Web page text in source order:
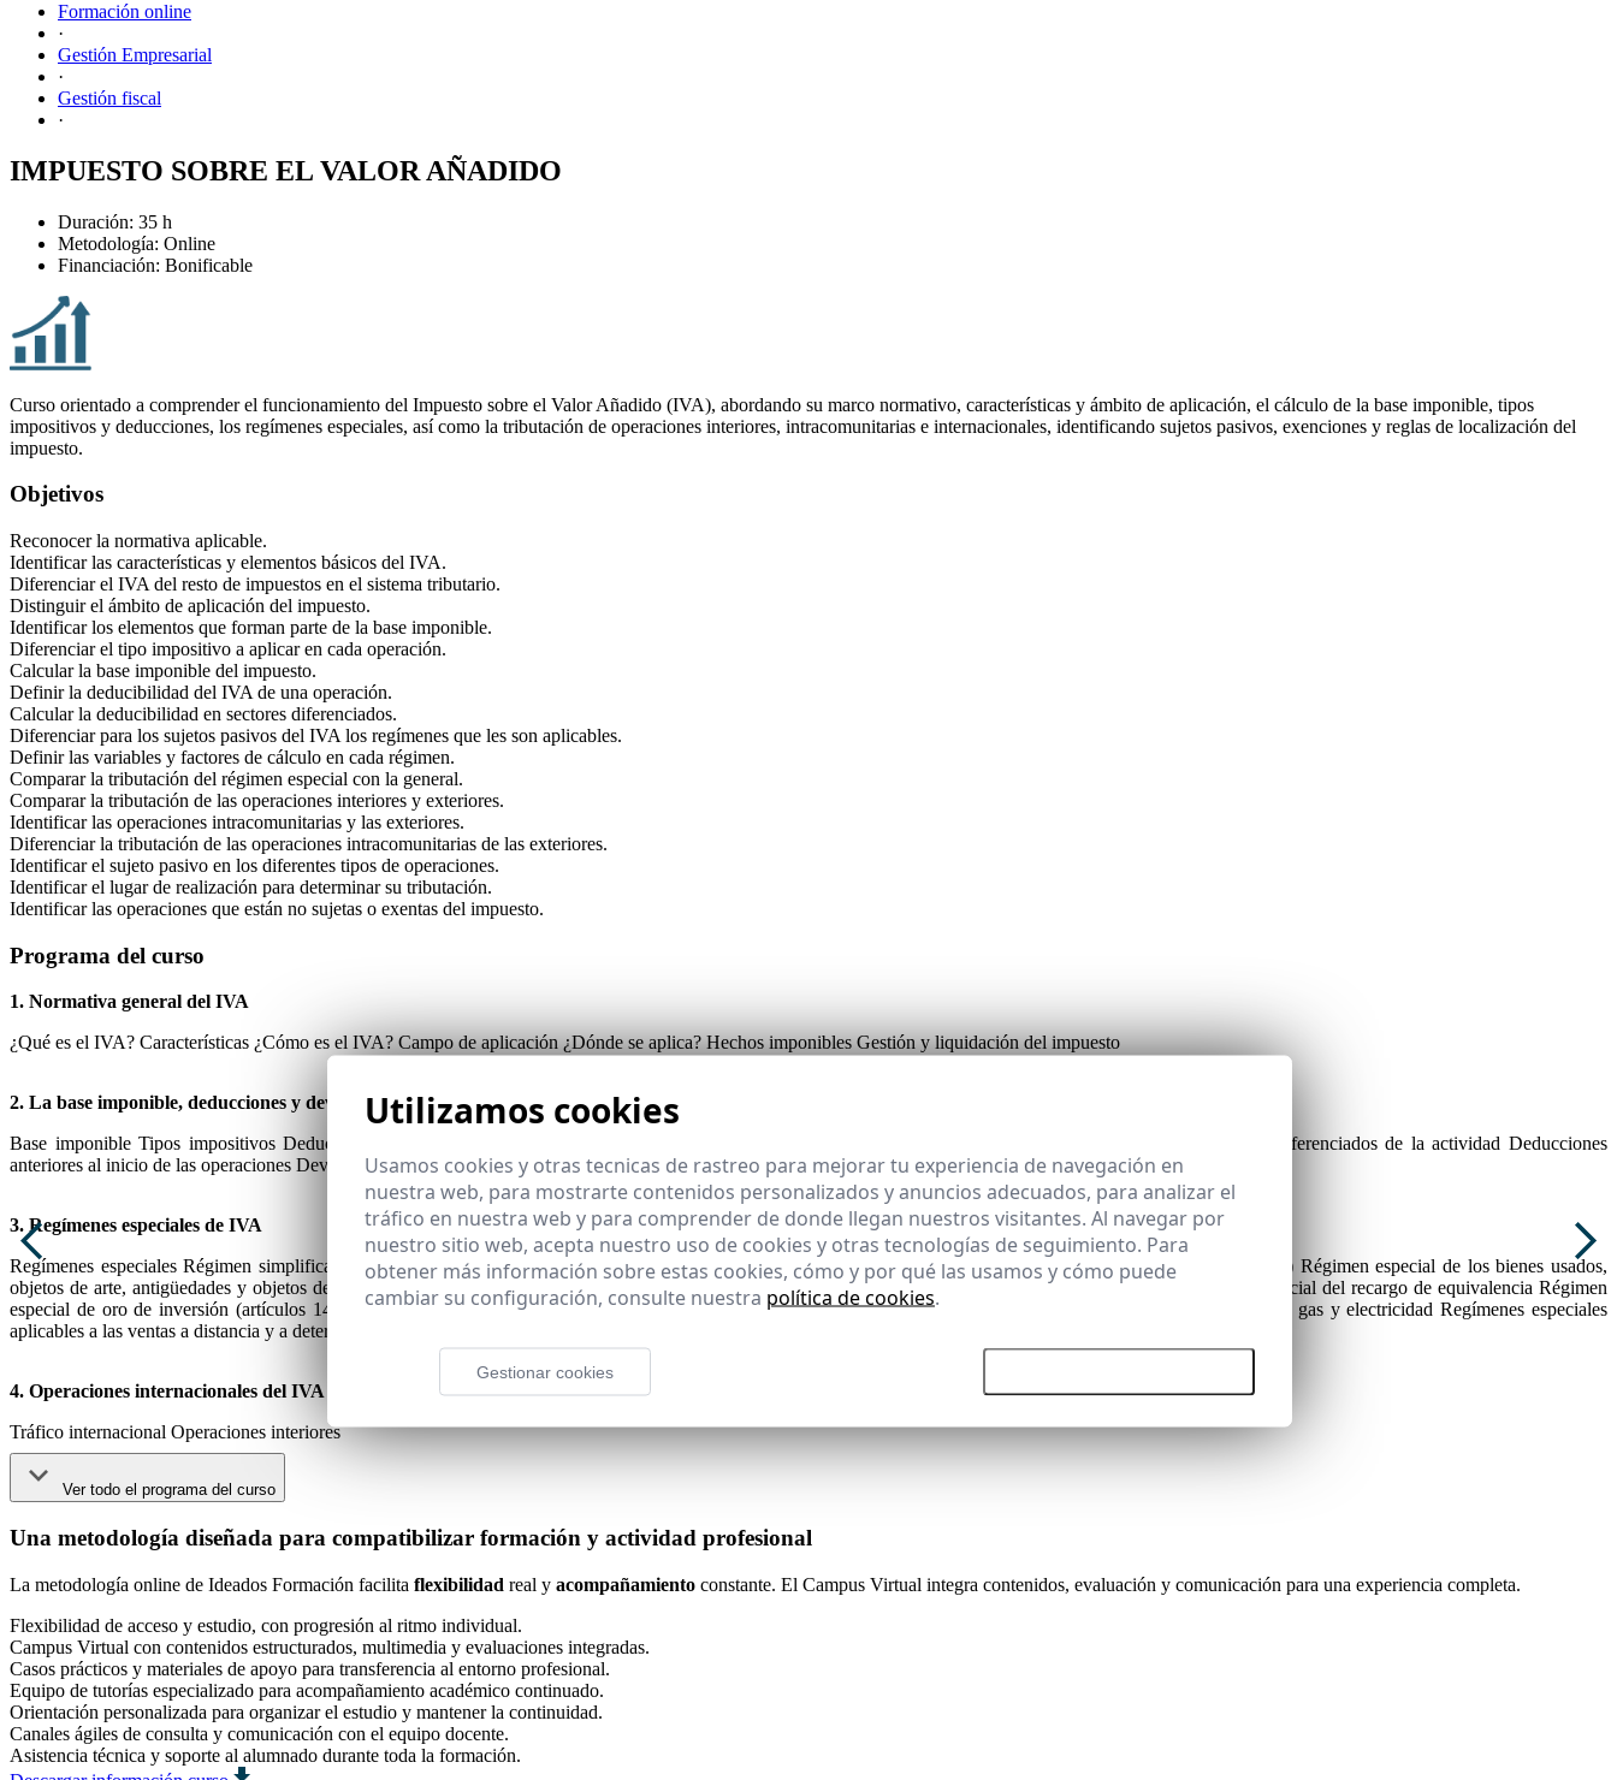
Formación online
·
Gestión Empresarial
·
Gestión fiscal
·
IMPUESTO SOBRE EL VALOR AÑADIDO
Duración: 35 h
Metodología: Online
Financiación: Bonificable
Curso orientado a comprender el funcionamiento del Impuesto sobre el Valor Añadido (IVA), abordando su marco normativo, características y ámbito de aplicación, el cálculo de la base imponible, tipos
impositivos y deducciones, los regímenes especiales, así como la tributación de operaciones interiores, intracomunitarias e internacionales, identificando sujetos pasivos, exenciones y reglas de localización del
impuesto.
Objetivos
Reconocer la normativa aplicable.
Identificar las características y elementos básicos del IVA.
Diferenciar el IVA del resto de impuestos en el sistema tributario.
Distinguir el ámbito de aplicación del impuesto.
Identificar los elementos que forman parte de la base imponible.
Diferenciar el tipo impositivo a aplicar en cada operación.
Calcular la base imponible del impuesto.
Definir la deducibilidad del IVA de una operación.
Calcular la deducibilidad en sectores diferenciados.
Diferenciar para los sujetos pasivos del IVA los regímenes que les son aplicables.
Definir las variables y factores de cálculo en cada régimen.
Comparar la tributación del régimen especial con la general.
Comparar la tributación de las operaciones interiores y exteriores.
Identificar las operaciones intracomunitarias y las exteriores.
Diferenciar la tributación de las operaciones intracomunitarias de las exteriores.
Identificar el sujeto pasivo en los diferentes tipos de operaciones.
Identificar el lugar de realización para determinar su tributación.
Identificar las operaciones que están no sujetas o exentas del impuesto.
Programa del curso
1. Normativa general del IVA
¿Qué es el IVA? Características ¿Cómo es el IVA? Campo de aplicación ¿Dónde se aplica? Hechos imponibles Gestión y liquidación del impuesto
2. La base imponible, deducciones y devoluciones
Base imponible Tipos impositivos Deducciones (supuestos de deducción y supuestos de no deducción) Regla de prorrata Régimen de deducciones en sectores diferenciados de la actividad Deducciones
anteriores al inicio de las operaciones Devoluciones
3. Regímenes especiales de IVA
Regímenes especiales Régimen simplificado (artículos 122 y 123 LIVA) Régimen especial de la agricultura, ganadería y pesca (REAGP, artículos 124 a 134 LIVA) Régimen especial de los bienes usados,
objetos de arte, antigüedades y objetos de colección (artículos 135 a 139 LIVA) Régimen especial de las agencias de viajes (artículos 141 a 147 LIVA) Régimen especial del recargo de equivalencia Régimen
especial de oro de inversión (artículos 140 a 140 sexies LIVA) Régimen especial de los servicios prestados por vía electrónica Régimen especial de las entregas de gas y electricidad Regímenes especiales
aplicables a las ventas a distancia y a determinadas entregas interiores de bienes y prestaciones de servicios Régimen especial del grupo de entidades
4. Operaciones internacionales del IVA
Tráfico internacional Operaciones interiores
Ver todo el programa del curso
Una metodología diseñada para compatibilizar formación y actividad profesional
La metodología online de Ideados Formación facilita flexibilidad real y acompañamiento constante. El Campus Virtual integra contenidos, evaluación y comunicación para una experiencia completa.
Flexibilidad de acceso y estudio, con progresión al ritmo individual.
Campus Virtual con contenidos estructurados, multimedia y evaluaciones integradas.
Casos prácticos y materiales de apoyo para transferencia al entorno profesional.
Equipo de tutorías especializado para acompañamiento académico continuado.
Orientación personalizada para organizar el estudio y mantener la continuidad.
Canales ágiles de consulta y comunicación con el equipo docente.
Asistencia técnica y soporte al alumnado durante toda la formación.
Utilizamos cookies
Usamos cookies y otras tecnicas de rastreo para mejorar tu experiencia de navegación en
nuestra web, para mostrarte contenidos personalizados y anuncios adecuados, para analizar el
tráfico en nuestra web y para comprender de donde llegan nuestros visitantes. Al navegar por
nuestro sitio web, acepta nuestro uso de cookies y otras tecnologías de seguimiento. Para
obtener más información sobre estas cookies, cómo y por qué las usamos y cómo puede
cambiar su configuración, consulte nuestra política de cookies.
Gestionar cookies